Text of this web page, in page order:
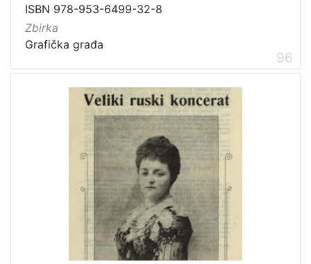
ISBN 978-953-6499-32-8
Zbirka
Grafička građa
96